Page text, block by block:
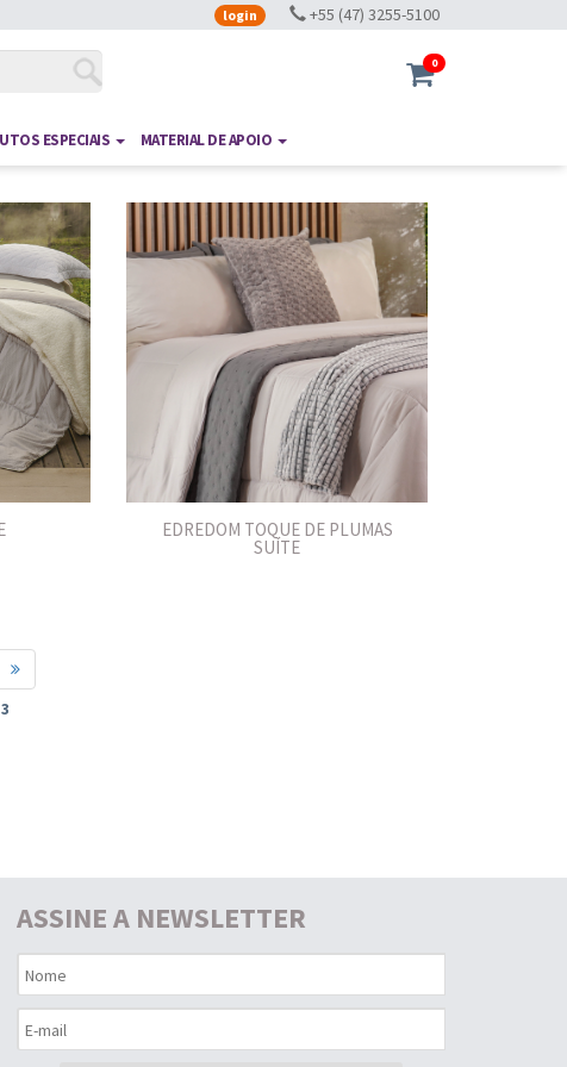
login +55 (47) 3255-5100
0
ESPECIAIS MATERIAL DE APOIO
EDREDOM TOQUE DE PLUMAS
SUÍTE
3
ASSINE A NEWSLETTER